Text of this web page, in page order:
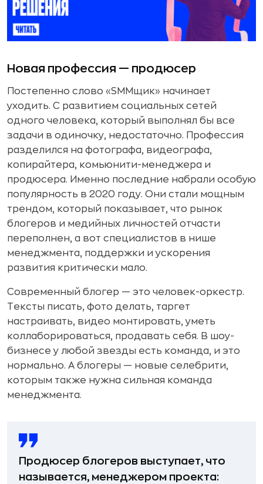
Новая профессия — продюсер
Постепенно слово «SMMщик» начинает
уходить. С развитием социальных сетей
одного человека, который выполнял бы все
задачи в одиночку, недостаточно. Профессия
разделился на фотографа, видеографа,
копирайтера, комьюнити-менеджера и
продюсера. Именно последние набрали особую
популярность в 2020 году. Они стали мощным
трендом, который показывает, что рынок
блогеров и медийных личностей отчасти
переполнен, а вот специалистов в нише
менеджмента, поддержки и ускорения
развития критически мало.
Современный блогер — это человек-оркестр.
Тексты писать, фото делать, таргет
настраивать, видео монтировать, уметь
коллаборироваться, продавать себя. В шоу-
бизнесе у любой звезды есть команда, и это
нормально. А блогеры — новые селебрити,
которым также нужна сильная команда
менеджмента.
Продюсер блогеров выступает, что
называется, менеджером проекта: